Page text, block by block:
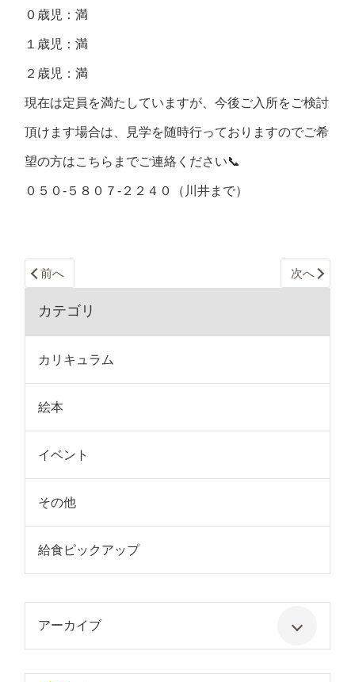
０歳児：満
１歳児：満
２歳児：満
現在は定員を満たしていますが、今後ご入所をご検討
頂けます場合は、見学を随時行っておりますのでご希
望の方はこちらまでご連絡ください📞
０５０-５８０７-２２４０（川井まで）
前へ 次へ
カテゴリ
カリキュラム
絵本
イベント
その他
給食ピックアップ
アーカイブ